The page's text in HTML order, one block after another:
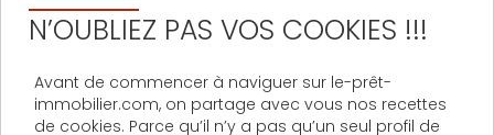
N’OUBLIEZ PAS VOS COOKIES !!!
Avant de commencer à naviguer sur le-prêt-
immobilier.com, on partage avec vous nos recettes
de cookies. Parce qu’il n’y a pas qu’un seul profil de